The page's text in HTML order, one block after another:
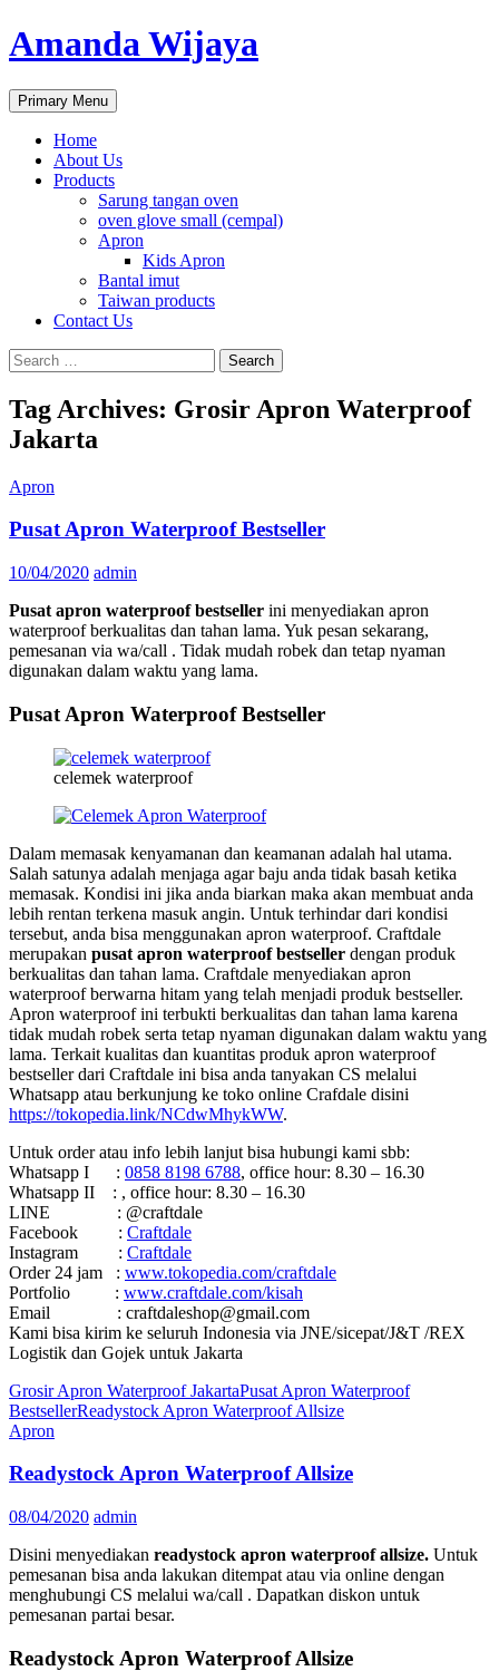
Amanda Wijaya
Search
Primary Menu Skip
to
Home
About Us
Products
Sarung tangan oven
oven glove small (cempal)
Apron
Kids Apron
Bantal imut
Taiwan products
Contact Us
Search
for:
Tag Archives: Grosir Apron Waterproof
Jakarta
Apron
Pusat Apron Waterproof Bestseller
10/04/2020 admin
Pusat apron waterproof bestseller ini menyediakan apron
waterproof berkualitas dan tahan lama. Yuk pesan sekarang,
pemesanan via wa/call . Tidak mudah robek dan tetap nyaman
digunakan dalam waktu yang lama.
Pusat Apron Waterproof Bestseller
celemek waterproof
Dalam memasak kenyamanan dan keamanan adalah hal utama.
Salah satunya adalah menjaga agar baju anda tidak basah ketika
memasak. Kondisi ini jika anda biarkan maka akan membuat anda
lebih rentan terkena masuk angin. Untuk terhindar dari kondisi
tersebut, anda bisa menggunakan apron waterproof. Craftdale
merupakan pusat apron waterproof bestseller dengan produk
berkualitas dan tahan lama. Craftdale menyediakan apron
waterproof berwarna hitam yang telah menjadi produk bestseller.
Apron waterproof ini terbukti berkualitas dan tahan lama karena
tidak mudah robek serta tetap nyaman digunakan dalam waktu yang
lama. Terkait kualitas dan kuantitas produk apron waterproof
bestseller dari Craftdale ini bisa anda tanyakan CS melalui
Whatsapp atau berkunjung ke toko online Crafdale disini
https://tokopedia.link/NCdwMhykWW.
Untuk order atau info lebih lanjut bisa hubungi kami sbb:
Whatsapp I : 0858 8198 6788, office hour: 8.30 – 16.30
Whatsapp II : , office hour: 8.30 – 16.30
LINE : @craftdale
Facebook : Craftdale
Instagram : Craftdale
Order 24 jam : www.tokopedia.com/craftdale
Portfolio : www.craftdale.com/kisah
Email : craftdaleshop@gmail.com
Kami bisa kirim ke seluruh Indonesia via JNE/sicepat/J&T /REX
Logistik dan Gojek untuk Jakarta
Grosir Apron Waterproof JakartaPusat Apron Waterproof
BestsellerReadystock Apron Waterproof Allsize
Apron
Readystock Apron Waterproof Allsize
08/04/2020 admin
Disini menyediakan readystock apron waterproof allsize. Untuk
pemesanan bisa anda lakukan ditempat atau via online dengan
menghubungi CS melalui wa/call . Dapatkan diskon untuk
pemesanan partai besar.
Readystock Apron Waterproof Allsize